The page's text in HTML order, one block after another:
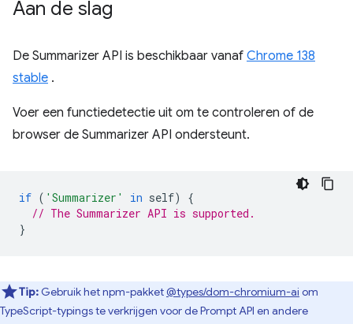
Aan de slag
De Summarizer API is beschikbaar vanaf Chrome 138
stable .
Voer een functiedetectie uit om te controleren of de
browser de Summarizer API ondersteunt.
if ( 'Summarizer' in self)
{
// The Summarizer API is supported.
}
Tip: Gebruik het npm-pakket@types/dom-chromium-ai om
TypeScript-typings te verkrijgen voor de Prompt API en andere